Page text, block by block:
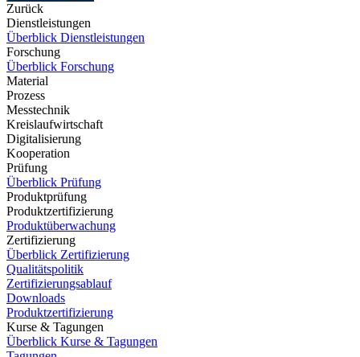
Zurück
Dienstleistungen
Überblick Dienstleistungen
Forschung
Überblick Forschung
Material
Prozess
Messtechnik
Kreislaufwirtschaft
Digitalisierung
Kooperation
Prüfung
Überblick Prüfung
Produktprüfung
Produktzertifizierung
Produktüberwachung
Zertifizierung
Überblick Zertifizierung
Qualitätspolitik
Zertifizierungsablauf
Downloads
Produktzertifizierung
Kurse & Tagungen
Überblick Kurse & Tagungen